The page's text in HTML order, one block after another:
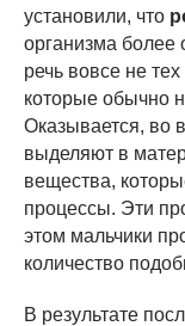
установили, что
организма более
речь вовсе не
которые обычно
Оказывается, во
выделяют в
вещества,
процессы. Эти
этом мальчики
количество
В результате